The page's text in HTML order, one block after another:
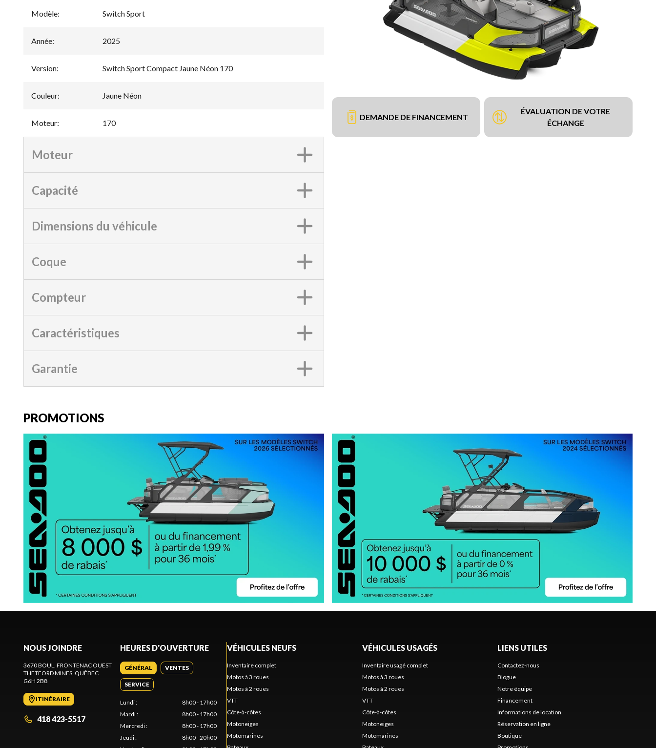
DEMANDE DE FINANCEMENT
ÉVALUATION DE VOTRE
ÉCHANGE
Modèle: Switch Sport
Année: 2025
Version: Switch Sport Compact Jaune Néon 170
Couleur: Jaune Néon
Moteur: 170
Moteur
Capacité
Dimensions du véhicule
Coque
Compteur
Caractéristiques
Garantie
PROMOTIONS
NOUS JOINDRE
3670 BOUL. FRONTENAC OUEST
THETFORD MINES , QUÉBEC
G6H 2B8
ITINÉRAIRE
418 423-5517
HEURES D'OUVERTURE
GÉNÉRAL VENTES
SERVICE
Lundi:
8h00 - 17h00
Mardi:
8h00 - 17h00
Mercredi:
8h00 - 17h00
Jeudi:
8h00 - 20h00
VÉHICULES NEUFS
Inventaire complet
Motos à 3 roues
Motos à 2 roues
VTT
Côte-à-côtes
Motoneiges
Motomarines
VÉHICULES USAGÉS
Inventaire usagé complet
Motos à 3 roues
Motos à 2 roues
VTT
Côte-à-côtes
Motoneiges
Motomarines
LIENS UTILES
Contactez-nous
Blogue
Notre équipe
Financement
Informations de location
Réservation en ligne
Boutique